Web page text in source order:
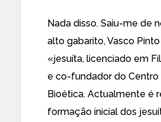
Nada disso. Saiu-me de
alto gabarito, Vasco
«jesuíta, licenciado em
e co-fundador do
Bioética. Actualmente é
formação inicial dos